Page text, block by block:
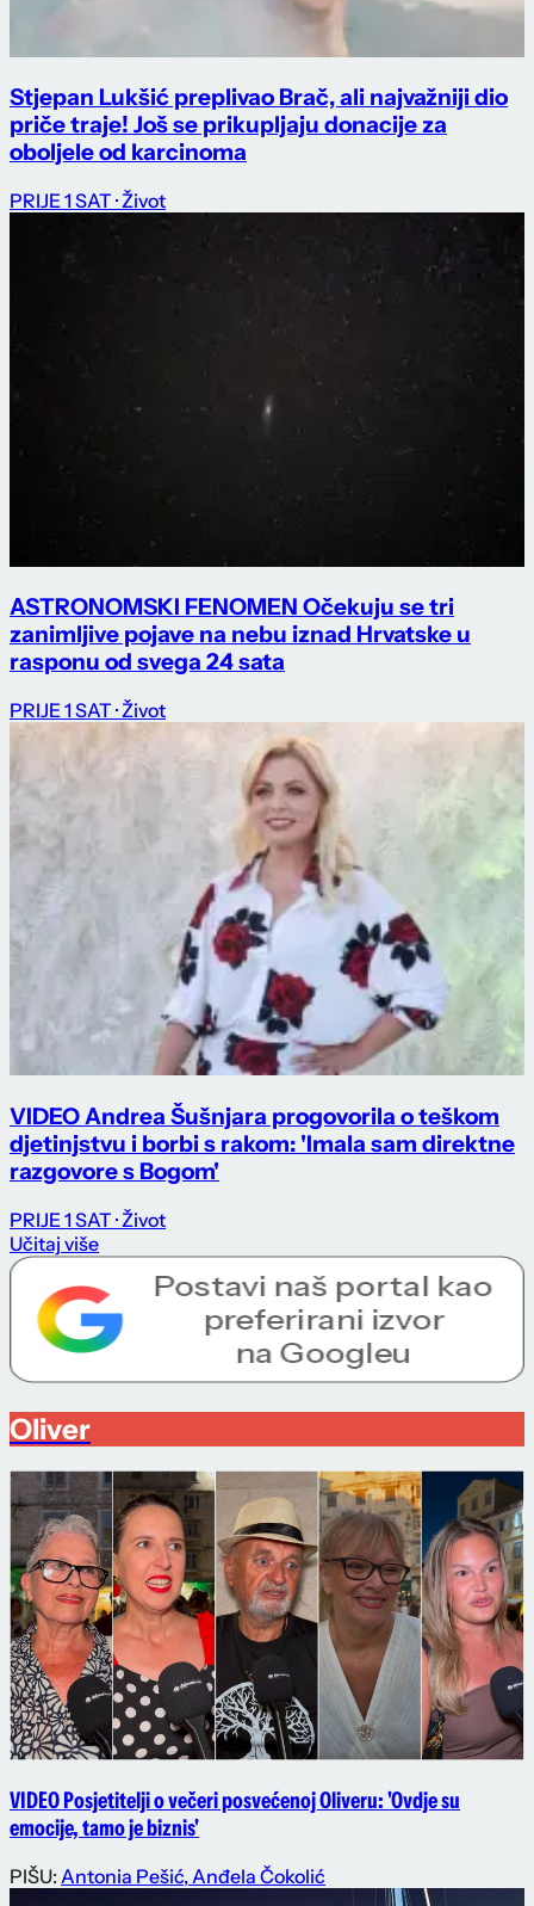
Stjepan Lukšić preplivao Brač, ali najvažniji dio
priče traje! Još se prikupljaju donacije za
oboljele od karcinoma
PRIJE 1 SAT · Život
ASTRONOMSKI FENOMEN Očekuju se tri
zanimljive pojave na nebu iznad Hrvatske u
rasponu od svega 24 sata
PRIJE 1 SAT · Život
VIDEO Andrea Šušnjara progovorila o teškom
djetinjstvu i borbi s rakom: 'Imala sam direktne
razgovore s Bogom'
PRIJE 1 SAT · Život
Učitaj više
Oliver
VIDEO Posjetitelji o večeri posvećenoj Oliveru: 'Ovdje su
emocije, tamo je biznis'
PIŠU: Antonia Pešić,Anđela Čokolić